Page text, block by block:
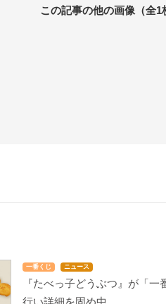
この記事の他の画像（全1
一番くじ ニュース
『たべっ子どうぶつ』が「
行い詳細を固め中